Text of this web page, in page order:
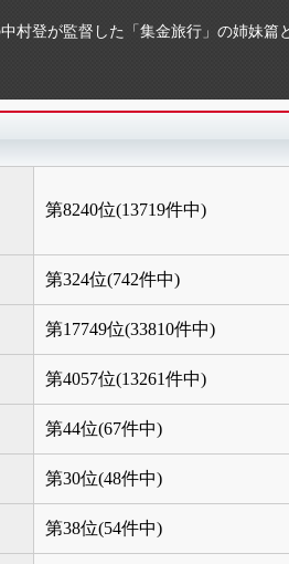
村登が監督した「集金旅行」の姉妹篇
第8240位(13719件中)
第324位(742件中)
第17749位(33810件中)
第4057位(13261件中)
第44位(67件中)
第30位(48件中)
第38位(54件中)